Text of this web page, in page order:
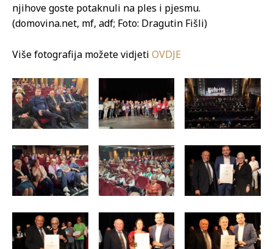
njihove goste potaknuli na ples i pjesmu.
(domovina.net, mf, adf; Foto: Dragutin Fišli)
Više fotografija možete vidjeti OVDJE